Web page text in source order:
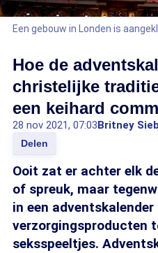
Een gebouw in Londen is
Hoe de
christelijke
een keihard
28 nov 2021, 07:03Britney
Delen
Ooit zat er achter elk
of spreuk, maar
in een
verzorgingsproducten
seksspeeltjes.